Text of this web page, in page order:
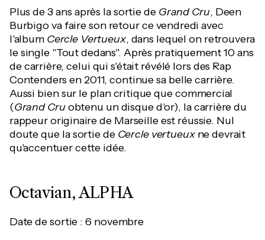
Plus de 3 ans après la sortie de Grand Cru, Deen
Burbigo va faire son retour ce vendredi avec
l'album Cercle Vertueux, dans lequel on retrouvera
le single "Tout dedans". Après pratiquement 10 ans
de carrière, celui qui s'était révélé lors des Rap
Contenders en 2011, continue sa belle carrière.
Aussi bien sur le plan critique que commercial
(Grand Cruobtenu un disque d'or), la carrière du
rappeur originaire de Marseille est réussie. Nul
doute que la sortie de Cercle vertueuxne devrait
qu'accentuer cette idée.
Octavian, ALPHA
Date de sortie : 6 novembre